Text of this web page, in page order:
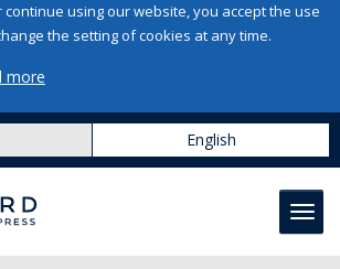
using our website, you accept the use
the setting of cookies at any time.
more
English